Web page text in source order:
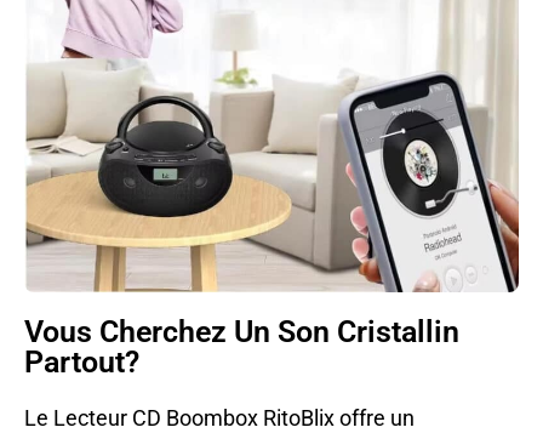
Vous Cherchez Un Son Cristallin
Partout?
Le Lecteur CD Boombox RitoBlix offre un